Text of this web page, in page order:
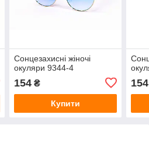
Сонцезахисні жіночі
окуляри 9344-4
154₴
Купити
154